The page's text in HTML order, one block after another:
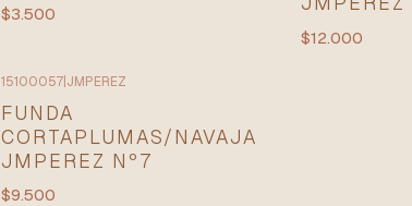
$3.500
$12.000
15100057 JMPEREZ
FUNDA
CORTAPLUMAS/NAVAJA
JMPEREZ Nº7
$9.500